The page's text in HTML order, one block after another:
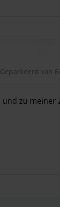
Geparkeerd van
zu meiner